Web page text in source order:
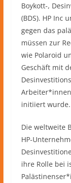
Boykott-,
(BDS). HP Inc
gegen das
müssen zur
wie Polaroid
Geschäft mit
initiiert wurde.
Die weltweite
HP-
ihre Rolle bei